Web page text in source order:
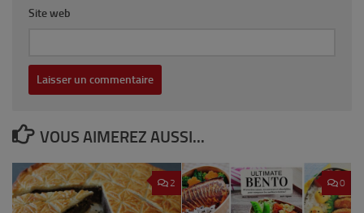
Site web
VOUS AIMEREZ AUSSI...
2 0